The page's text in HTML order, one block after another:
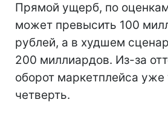
Прямой ущерб, по
может превысить 100
рублей, а в худшем
200 миллиардов. Из-за
оборот маркетплейса уже
четверть.